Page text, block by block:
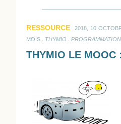
RESSOURCE 2018, 10
MOIS
THYMIO
THYMIO LE MOOC